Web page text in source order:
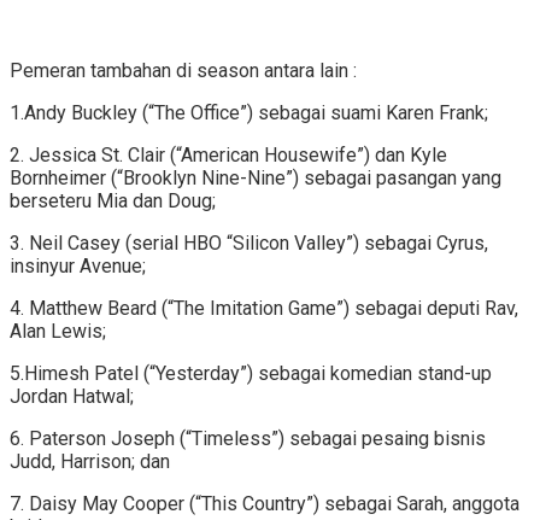
Pemeran tambahan di season antara lain :
1.Andy Buckley (“The Office”) sebagai suami Karen Frank;
2. Jessica St. Clair (“American Housewife”) dan Kyle
Bornheimer (“Brooklyn Nine-Nine”) sebagai pasangan yang
berseteru Mia dan Doug;
3. Neil Casey (serial HBO “Silicon Valley”) sebagai Cyrus,
insinyur Avenue;
4. Matthew Beard (“The Imitation Game”) sebagai deputi Rav,
Alan Lewis;
5.Himesh Patel (“Yesterday”) sebagai komedian stand-up
Jordan Hatwal;
6. Paterson Joseph (“Timeless”) sebagai pesaing bisnis
Judd, Harrison; dan
7. Daisy May Cooper (“This Country”) sebagai Sarah, anggota